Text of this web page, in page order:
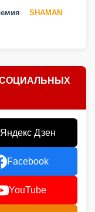
SHAMAN
Яндекс Дзен
Facebook
YouTube